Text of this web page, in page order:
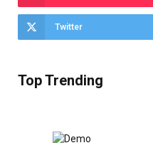
Twitter
Top Trending